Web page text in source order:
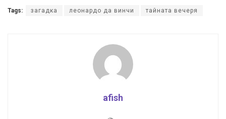
Tags: загадка леонардо да винчи тайната вечеря
afish